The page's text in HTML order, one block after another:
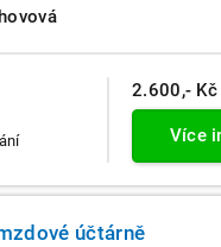
2.600,- Kč
Více
účtárně